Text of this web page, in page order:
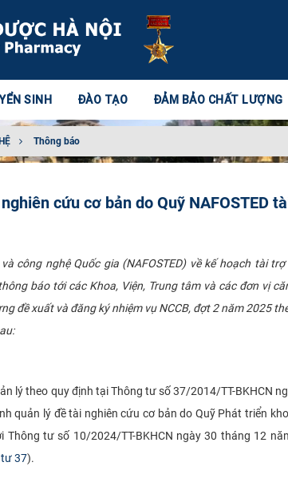
SINH ĐÀO TẠO ĐẢM BẢO CHẤT LƯỢNG
Thông báo
cứu cơ bản do Quỹ NAFOSTED
công nghệ Quốc gia (NAFOSTED) về kế hoạch tài
báo tới các Khoa, Viện, Trung tâm và các đơn vị
đề xuất và đăng ký nhiệm vụ NCCB, đợt 2 năm 2025
lý theo quy định tại Thông tư số 37/2014/TT-BKHCN
quản lý đề tài nghiên cứu cơ bản do Quỹ Phát triển
tư số 10/2024/TT-BKHCN ngày 30 tháng 12
37).